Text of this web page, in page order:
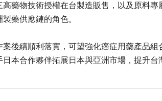
藥物技術授權在台製造販售，以及原料專
藥供應鏈的角色。
後續順利落實，可望強化癌症用藥產品組
本合作夥伴拓展日本與亞洲市場，提升台